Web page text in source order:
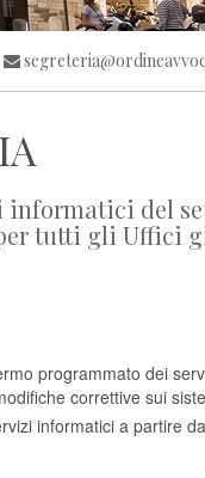
del
per tutti gli
programmato dei
correttive sui
informatici a partire